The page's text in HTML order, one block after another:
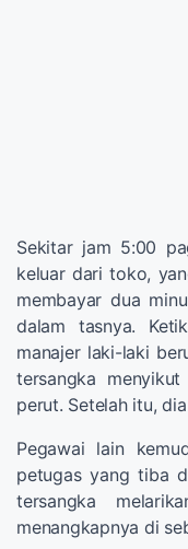
Sekitar jam 5:00
keluar dari toko,
membayar dua
dalam tasnya.
manajer laki-laki
tersangka
perut. Setelah itu,
Pegawai lain
petugas yang tiba
tersangka
menangkapnya di